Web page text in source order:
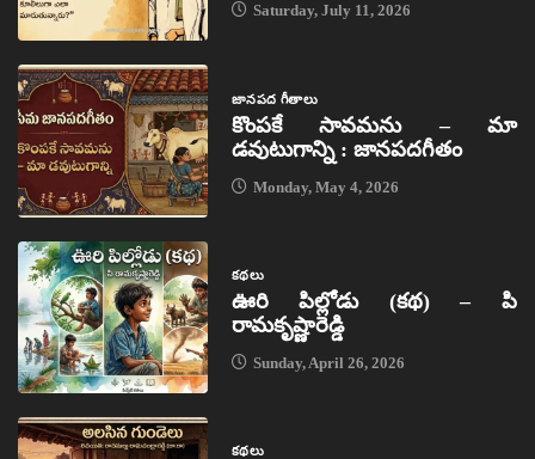
Saturday, July 11, 2026
జానపద గీతాలు
కొంపకే సావమను – మా
డవుటుగాన్ని : జానపదగీతం
Monday, May 4, 2026
కథలు
ఊరి పిల్లోడు (కథ) – పి
రామకృష్ణారెడ్డి
Sunday, April 26, 2026
కథలు